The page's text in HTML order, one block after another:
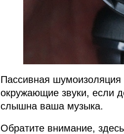
Пассивная
окружающие звуки, если
слышна ваша музыка.
Обратите внимание,